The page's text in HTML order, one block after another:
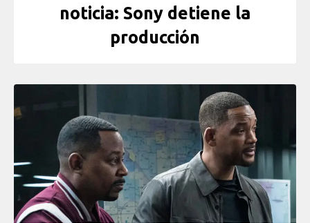
noticia: Sony detiene la
producción